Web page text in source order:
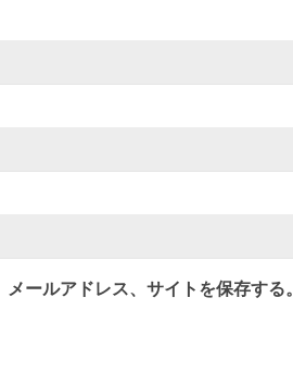
ールアドレス、サイトを保存する。